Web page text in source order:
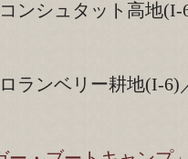
ンシュタット高地
ランベリー耕地(I-6)